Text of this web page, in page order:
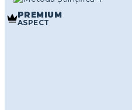
PREMIUM
ASPECT